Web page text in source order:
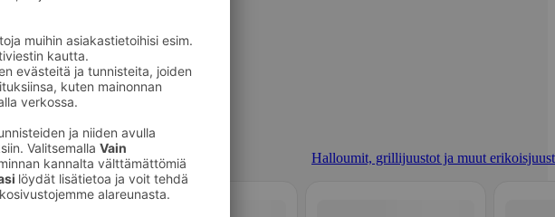
Halloumit, grillijuustot ja muut